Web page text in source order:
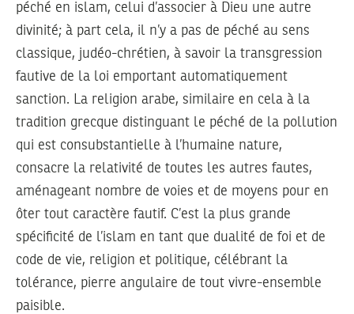
péché en islam, celui d’associer à Dieu une autre
divinité; à part cela, il n’y a pas de péché au sens
classique, judéo-chrétien, à savoir la transgression
fautive de la loi emportant automatiquement
sanction. La religion arabe, similaire en cela à la
tradition grecque distinguant le péché de la pollution
qui est consubstantielle à l’humaine nature,
consacre la relativité de toutes les autres fautes,
aménageant nombre de voies et de moyens pour en
ôter tout caractère fautif. C’est la plus grande
spécificité de l’islam en tant que dualité de foi et de
code de vie, religion et politique, célébrant la
tolérance, pierre angulaire de tout vivre-ensemble
paisible.